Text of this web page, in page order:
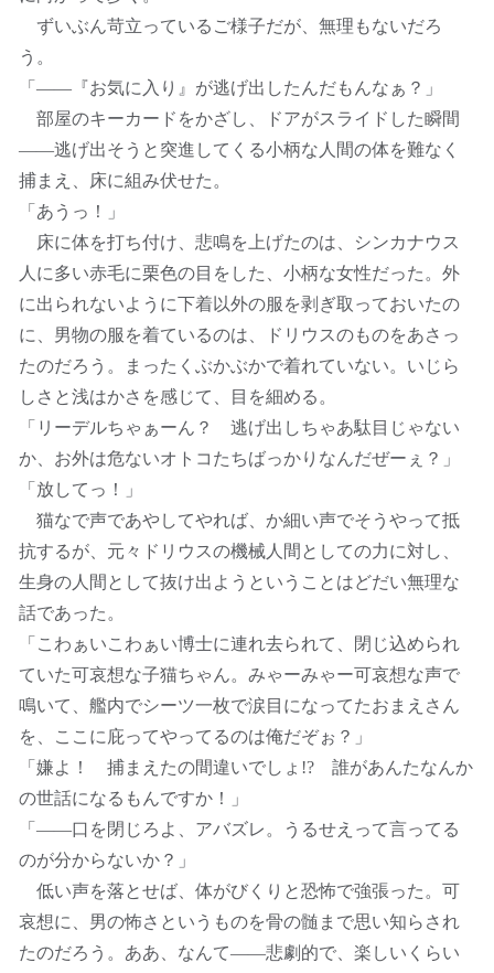
ずいぶん苛立っているご様子だが、無理もないだろ
う。
「――『お気に入り』が逃げ出したんだもんなぁ？」
部屋のキーカードをかざし、ドアがスライドした瞬間
――逃げ出そうと突進してくる小柄な人間の体を難なく
捕まえ、床に組み伏せた。
「あうっ！」
床に体を打ち付け、悲鳴を上げたのは、シンカナウス
人に多い赤毛に栗色の目をした、小柄な女性だった。外
に出られないように下着以外の服を剥ぎ取っておいたの
に、男物の服を着ているのは、ドリウスのものをあさっ
たのだろう。まったくぶかぶかで着れていない。いじら
しさと浅はかさを感じて、目を細める。
「リーデルちゃぁーん？ 逃げ出しちゃあ駄目じゃない
か、お外は危ないオトコたちばっかりなんだぜーぇ？」
「放してっ！」
猫なで声であやしてやれば、か細い声でそうやって抵
抗するが、元々ドリウスの機械人間としての力に対し、
生身の人間として抜け出ようということはどだい無理な
話であった。
「こわぁいこわぁい博士に連れ去られて、閉じ込められ
ていた可哀想な子猫ちゃん。みゃーみゃー可哀想な声で
鳴いて、艦内でシーツ一枚で涙目になってたおまえさん
を、ここに庇ってやってるのは俺だぞぉ？」
「嫌よ！ 捕まえたの間違いでしょ!? 誰があんたなんか
の世話になるもんですか！」
「――口を閉じろよ、アバズレ。うるせえって言ってる
のが分からないか？」
低い声を落とせば、体がびくりと恐怖で強張った。可
哀想に、男の怖さというものを骨の髄まで思い知らされ
たのだろう。ああ、なんて――悲劇的で、楽しいくらい